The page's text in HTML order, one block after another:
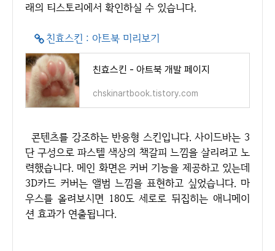
래의 티스토리에서 확인하실 수 있습니다.
친효스킨 : 아트북 미리보기
친효스킨 - 아트북 개발 페이지
chskinartbook.tistory.com
콘텐츠를 강조하는 반응형 스킨입니다. 사이드바는 3
단 구성으로 파스텔 색상의 책갈피 느낌을 살리려고 노
력했습니다. 메인 화면은 커버 기능을 제공하고 있는데
3D카드 커버는 앨범 느낌을 표현하고 싶었습니다. 마
우스를 올려보시면 180도 세로로 뒤집히는 애니메이
션 효과가 연출됩니다.